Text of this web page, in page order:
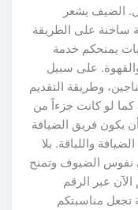
الضيف يشعر
ساخنة على الطريقة
يمنحكم خدمة
على سبيل
وطريقة التقديم
كما لو كانت جزءاً من
يكون فريق الضيافة
واللباقة. بلا
نفوس الضيوف وتمنح
عبر الرقم
تجعل مناسبتكم